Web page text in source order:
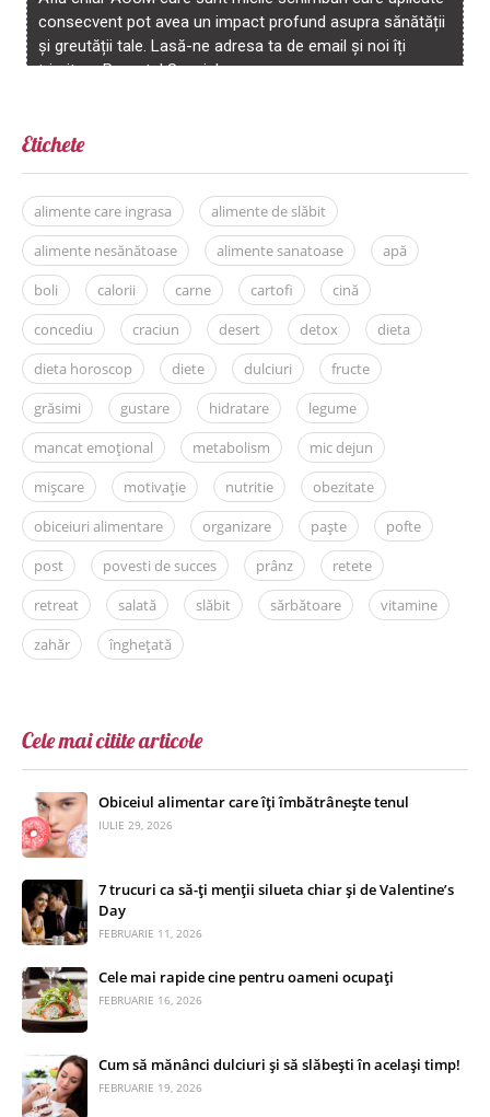
Etichete
alimente care ingrasa
alimente de slăbit
alimente nesănătoase
alimente sanatoase
apă
boli
calorii carne cartofi
cină
concediu
craciun desert detox
dieta
dieta horoscop
diete dulciuri
fructe
grăsimi
gustare hidratare
legume
mancat emoțional
metabolism
mic dejun
mișcare
motivație nutritie
obezitate
obiceiuri alimentare
organizare paște
pofte
post
povesti de succes prânz
retete
retreat
salată slăbit sărbătoare
vitamine
zahăr
înghețată
Cele mai citite articole
Obiceiul alimentar care îți îmbătrânește tenul
IULIE 29, 2026
7 trucuri ca să-ți menții silueta chiar și de Valentine’s
Day
FEBRUARIE 11, 2026
Cele mai rapide cine pentru oameni ocupați
FEBRUARIE 16, 2026
Cum să mănânci dulciuri și să slăbești în același timp!
FEBRUARIE 19, 2026